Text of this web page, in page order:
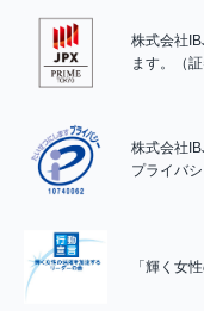
株式会社
ます。（
株式会社
プライバ
「輝く女